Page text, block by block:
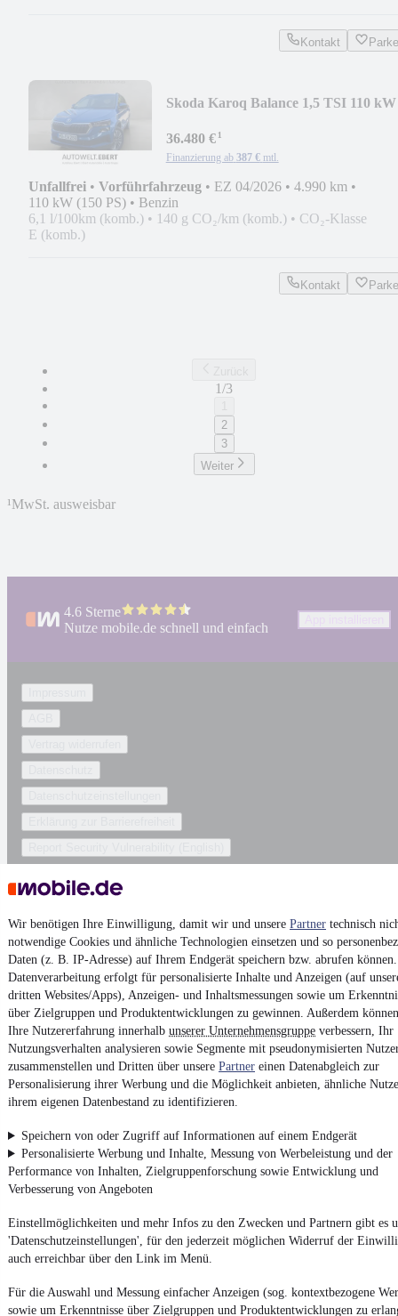
Wir benötigen Ihre Einwilligung, damit wir und unsere Partner technisch
notwendige Cookies und ähnliche Technologien einsetzen und so
Daten (z. B. IP-Adresse) auf Ihrem Endgerät speichern bzw. abrufen
Datenverarbeitung erfolgt für personalisierte Inhalte und Anzeigen (auf
dritten Websites/Apps), Anzeigen- und Inhaltsmessungen sowie um
über Zielgruppen und Produktentwicklungen zu gewinnen. Außerdem
Ihre Nutzererfahrung innerhalb unserer Unternehmensgruppe verbessern, Ihr
Nutzungsverhalten analysieren sowie Segmente mit pseudonymisierten
zusammenstellen und Dritten über unsere Partner einen Datenabgleich zur
Personalisierung ihrer Werbung und die Möglichkeit anbieten, ähnliche
ihrem eigenen Datenbestand zu identifizieren.
Speichern von oder Zugriff auf Informationen auf einem Endgerät
Personalisierte Werbung und Inhalte, Messung von Werbeleistung und der
Performance von Inhalten, Zielgruppenforschung sowie Entwicklung und
Verbesserung von Angeboten
Einstellmöglichkeiten und mehr Infos zu den Zwecken und Partnern gibt es
'Datenschutzeinstellungen', für den jederzeit möglichen Widerruf der
auch erreichbar über den Link im Menü.
Für die Auswahl und Messung einfacher Anzeigen (sog. kontextbezogene
sowie um Erkenntnisse über Zielgruppen und Produktentwicklungen zu
Kontakt
Skoda Karoq Balance 1,5 TSI 110 kW
36.480 €¹
Finanzierung ab 387 € mtl.
Unfallfrei • Vorführfahrzeug • EZ 04/2026 • 4.990 km •
110 kW (150 PS) • Benzin
6,1 l/100km (komb.) • 140 g CO₂/km (komb.) • CO₂-Klasse
E (komb.)
Kontakt
1/3
2
3
Weiter
¹MwSt. ausweisbar
4.6 Sterne
Nutze mobile.de schnell und einfach
ObNeuwagen ,Gebrauchtwagenoder Leasing-Angebote: Alle
Fahrzeuge gibt es bei mobile.de